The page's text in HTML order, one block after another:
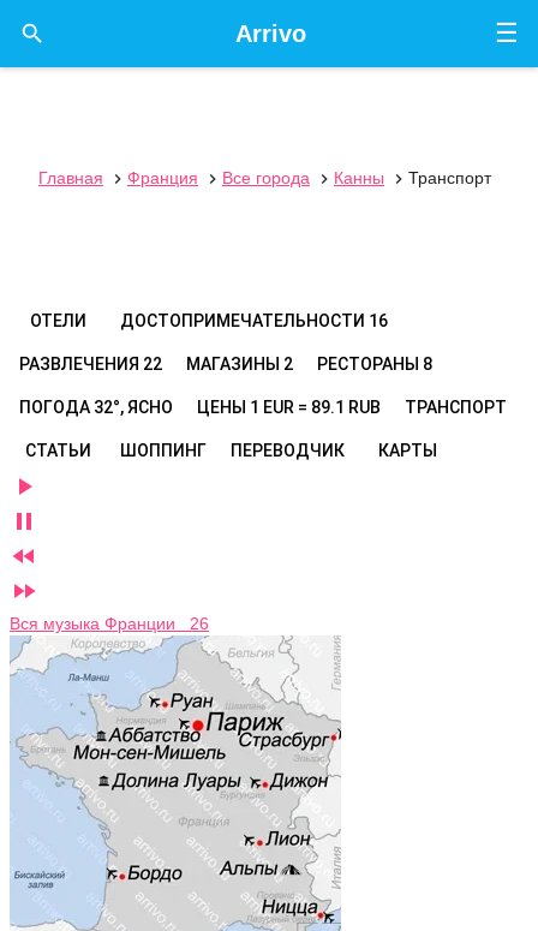
☰
Arrivo

Главная  Франция  Все города  Канны  Транспорт
ОТЕЛИ ДОСТОПРИМЕЧАТЕЛЬНОСТИ 16
РАЗВЛЕЧЕНИЯ 22 МАГАЗИНЫ 2 РЕСТОРАНЫ 8
ПОГОДА 32°, ЯСНО ЦЕНЫ 1 EUR = 89.1 RUB ТРАНСПОРТ
СТАТЬИ ШОППИНГ ПЕРЕВОДЧИК КАРТЫ




Вся музыка Франции 26